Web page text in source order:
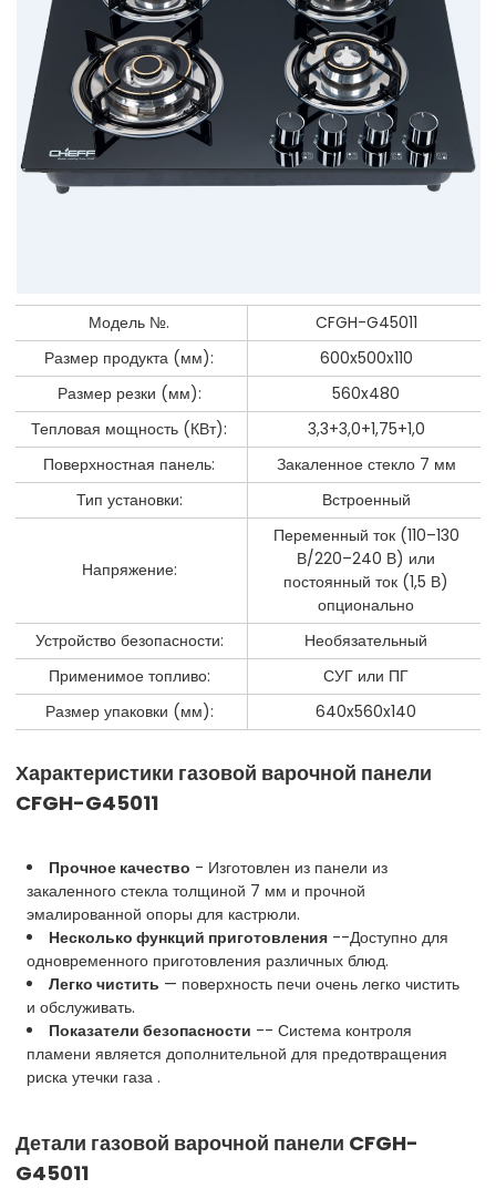
Модель №.
CFGH-G45011
Размер продукта (мм):
600x500x110
Размер резки (мм):
560x480
Тепловая мощность (КВт):
3,3+3,0+1,75+1,0
Поверхностная панель:
Закаленное стекло 7 мм
Тип установки:
Встроенный
Напряжение:
Переменный ток (110–130
В/220–240 В) или
постоянный ток (1,5 В)
опционально
Устройство безопасности:
Необязательный
Применимое топливо:
СУГ или ПГ
Размер упаковки (мм):
640x560x140
Характеристики газовой варочной панели
CFGH-G45011
Прочное качество - Изготовлен из панели из
закаленного стекла толщиной 7 мм и прочной
эмалированной опоры для кастрюли.
Несколько функций приготовления --Доступно для
одновременного приготовления различных блюд.
Легко чистить — поверхность печи очень легко чистить
и обслуживать.
Показатели безопасности -- Система контроля
пламени является дополнительной для предотвращения
риска утечки газа .
Детали газовой варочной панели CFGH-
G45011